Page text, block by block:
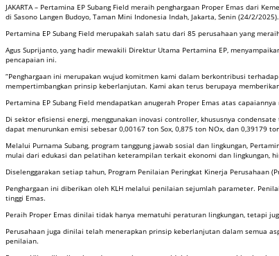
JAKARTA – Pertamina EP Subang Field meraih penghargaan Proper Emas dari
di Sasono Langen Budoyo, Taman Mini Indonesia Indah, Jakarta, Senin (24/2/2025).
Pertamina EP Subang Field merupakah salah satu dari 85 perusahaan yang
Agus Suprijanto, yang hadir mewakili Direktur Utama Pertamina EP,
pencapaian ini.
“Penghargaan ini merupakan wujud komitmen kami dalam berkontribusi
mempertimbangkan prinsip keberlanjutan. Kami akan terus berupaya
Pertamina EP Subang Field mendapatkan anugerah Proper Emas atas
Di sektor efisiensi energi, menggunakan inovasi controller, khususnya
dapat menurunkan emisi sebesar 0,00167 ton Sox, 0,875 ton NOx, dan 0,39179
Melalui Purnama Subang, program tanggung jawab sosial dan lingkungan,
mulai dari edukasi dan pelatihan keterampilan terkait ekonomi dan lingkungan,
Diselenggarakan setiap tahun, Program Penilaian Peringkat Kinerja
Penghargaan ini diberikan oleh KLH melalui penilaian sejumlah parameter.
tinggi Emas.
Peraih Proper Emas dinilai tidak hanya mematuhi peraturan lingkungan, tetapi
Perusahaan juga dinilai telah menerapkan prinsip keberlanjutan dalam semua
penilaian.